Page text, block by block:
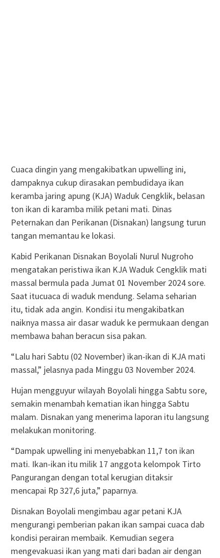
Cuaca dingin yang mengakibatkan upwelling ini,
dampaknya cukup dirasakan pembudidaya ikan
keramba jaring apung (KJA) Waduk Cengklik, belasan
ton ikan di karamba milik petani mati. Dinas
Peternakan dan Perikanan (Disnakan) langsung turun
tangan memantau ke lokasi.
Kabid Perikanan Disnakan Boyolali Nurul Nugroho
mengatakan peristiwa ikan KJA Waduk Cengklik mati
massal bermula pada Jumat 01 November 2024 sore.
Saat itucuaca di waduk mendung. Selama seharian
itu, tidak ada angin. Kondisi itu mengakibatkan
naiknya massa air dasar waduk ke permukaan dengan
membawa bahan beracun sisa pakan.
“Lalu hari Sabtu (02 November) ikan-ikan di KJA mati
massal,” jelasnya pada Minggu 03 November 2024.
Hujan mengguyur wilayah Boyolali hingga Sabtu sore,
semakin menambah kematian ikan hingga Sabtu
malam. Disnakan yang menerima laporan itu langsung
melakukan monitoring.
“Dampak upwelling ini menyebabkan 11,7 ton ikan
mati. Ikan-ikan itu milik 17 anggota kelompok Tirto
Pangurangan dengan total kerugian ditaksir
mencapai Rp 327,6 juta,” paparnya.
Disnakan Boyolali mengimbau agar petani KJA
mengurangi pemberian pakan ikan sampai cuaca dab
kondisi perairan membaik. Kemudian segera
mengevakuasi ikan yang mati dari badan air dengan